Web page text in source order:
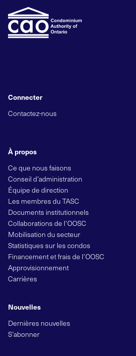
À propos
Ce que nous faisons
Conseil d’administration
Équipe de direction
Les membres du TASC
Documents institutionnels
Collaborations de l’OOSC
Mobilisation du secteur
Statistiques sur les condos
Financement et frais de l’OOSC
Approvisionnement
Carrières
Nouvelles
Dernières nouvelles
S’abonner
Connecter
Contactez-nous